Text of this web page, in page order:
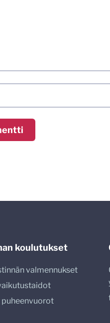
koulutukset
valmennukset